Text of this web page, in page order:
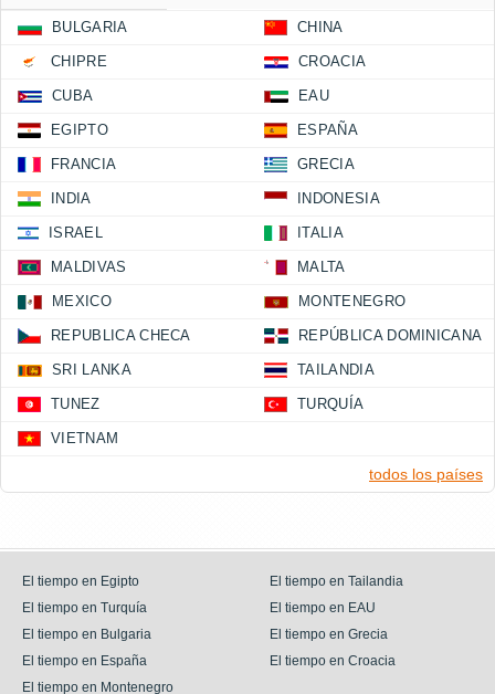
BULGARIA CHINA
CHIPRE CROACIA
CUBA EAU
EGIPTO ESPAÑA
FRANCIA GRECIA
INDIA INDONESIA
ISRAEL ITALIA
MALDIVAS MALTA
MEXICO MONTENEGRO
REPUBLICA CHECA REPÚBLICA DOMINICANA
SRI LANKA TAILANDIA
TUNEZ TURQUÍA
VIETNAM
todos los países
El tiempo en Egipto
El tiempo en Tailandia
El tiempo en Turquía
El tiempo en EAU
El tiempo en Bulgaria
El tiempo en Grecia
El tiempo en España
El tiempo en Croacia
El tiempo en Montenegro